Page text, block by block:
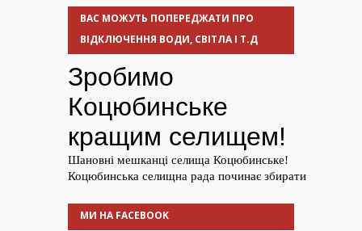
ВАС МОЖУТЬ ПОПЕРЕДЖАТИ ПРО
ВІДКЛЮЧЕННЯ ВОДИ, СВІТЛА І Т.Д
МИ НА FACEBOOK